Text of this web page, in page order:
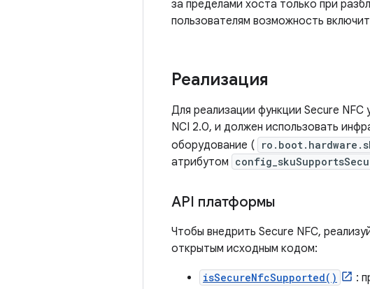
за пределами хоста только при
пользователям возможность
Реализация
Для реализации функции Secure
NCI 2.0, и должен использовать
оборудование (
атрибутом
API платформы
Чтобы внедрить Secure NFC,
открытым исходным кодом:
isSecureNfcSupported() :